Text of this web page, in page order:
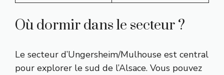
Où dormir dans le secteur ?
Le secteur d’Ungersheim/Mulhouse est central
pour explorer le sud de l’Alsace. Vous pouvez